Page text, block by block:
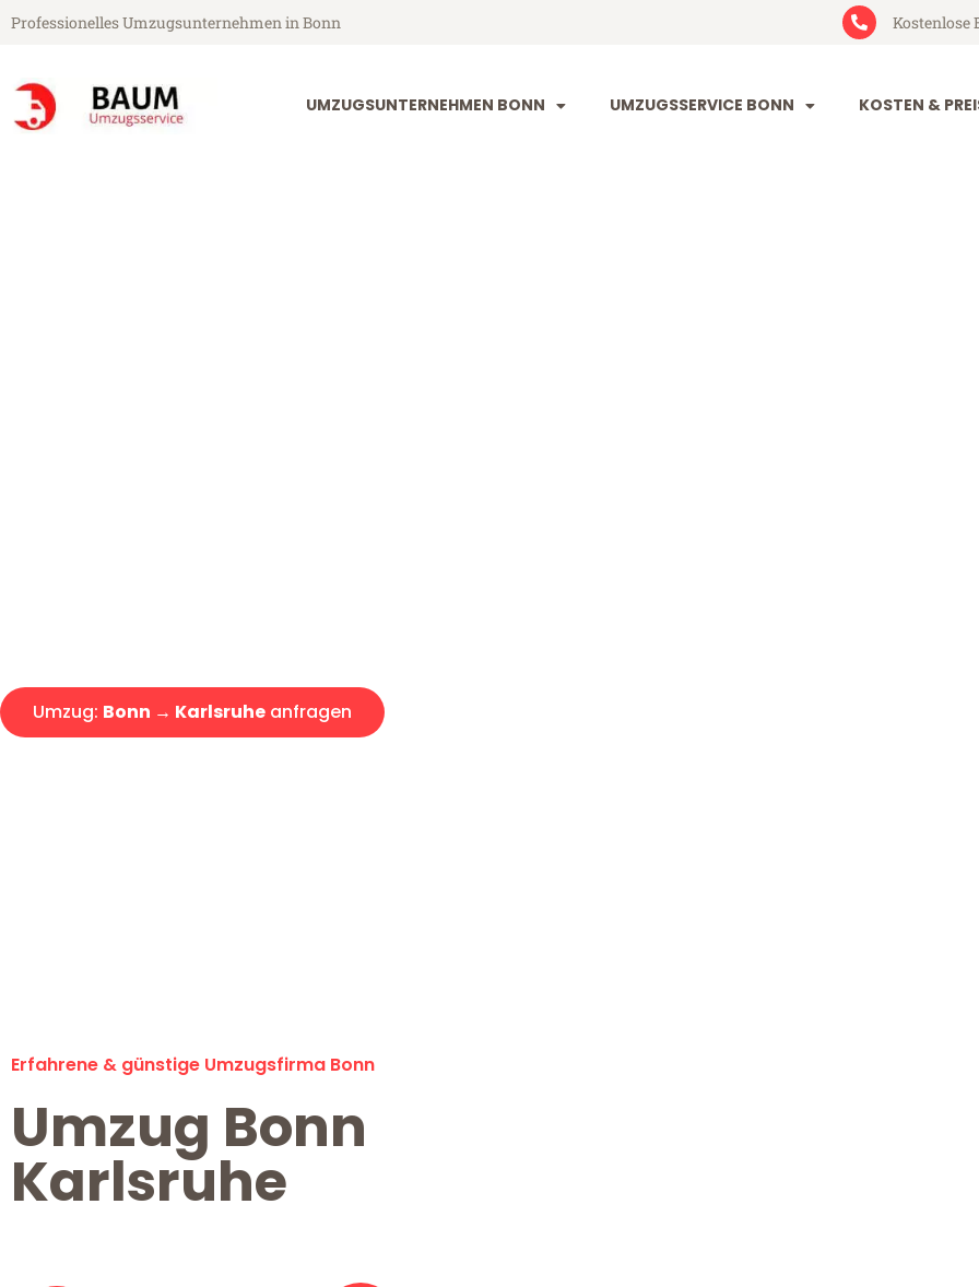
Professionelles Umzugsunternehmen in Bonn Kostenlose
UMZUGSUNTERNEHMEN BONN UMZUGSSERVICE BONN KOSTEN &
Umzug: Bonn → Karlsruhe anfragen
Erfahrene & günstige Umzugsfirma Bonn
Umzug Bonn
Karlsruhe